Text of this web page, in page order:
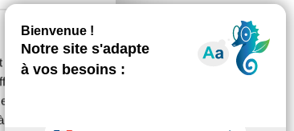
des
des
ainsi que de
de
chaque année